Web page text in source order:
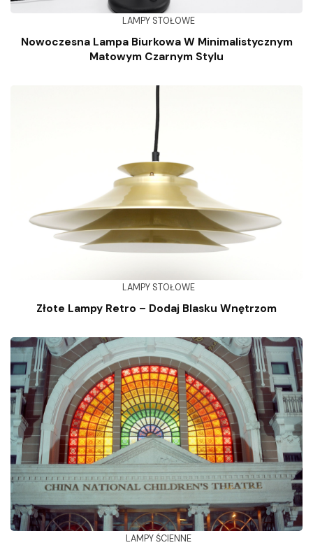
LAMPY STOŁOWE
Nowoczesna Lampa Biurkowa W Minimalistycznym
Matowym Czarnym Stylu
LAMPY STOŁOWE
Złote Lampy Retro – Dodaj Blasku Wnętrzom
LAMPY ŚCIENNE